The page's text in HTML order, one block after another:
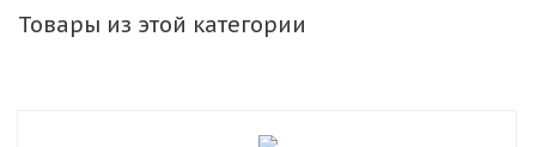
Товары из этой категории